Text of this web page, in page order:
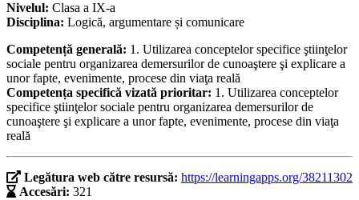
Nivelul: Clasa a IX-a
Disciplina: Logică, argumentare și comunicare
Competență generală: 1. Utilizarea conceptelor specifice ştiinţelor
sociale pentru organizarea demersurilor de cunoaştere şi explicare a
unor fapte, evenimente, procese din viaţa reală
Competența specifică vizată prioritar: 1. Utilizarea conceptelor
specifice ştiinţelor sociale pentru organizarea demersurilor de
cunoaştere şi explicare a unor fapte, evenimente, procese din viaţa
reală
Legătura web către resursă: https://learningapps.org/38211302
Accesări: 321